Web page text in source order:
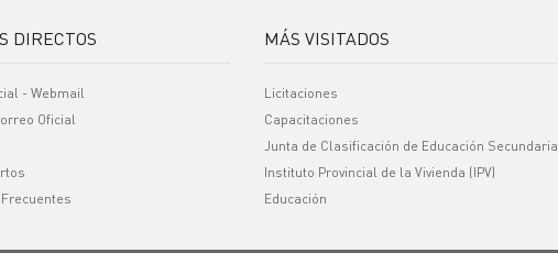
DIRECTOS
- Webmail
Oficial
MÁS VISITADOS
Licitaciones
Capacitaciones
Junta de Clasificación de Educación Secundaria
Instituto Provincial de la Vivienda (IPV)
Educación